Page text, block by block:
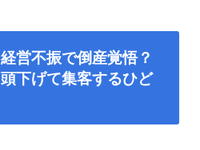
営不振で倒産覚悟？
下げて集客するひど